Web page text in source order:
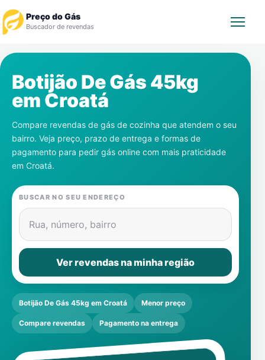
Preço do Gás
Buscador de revendas
Revendedor
Notícias
Cadastre-se
Gás
Contatos
Botijão De Gás 45kg
em Croatá
Compare revendas de gás de cozinha que atendem o seu
bairro. Veja preço, prazo de entrega e formas de
pagamento para pedir gás online com mais praticidade
em Croatá.
BUSCAR NO SEU ENDEREÇO
Rua, número, bairro
Ver revendas na minha região
Botijão De Gás 45kg em Croatá Menor preço
Compare revendas Pagamento na entrega